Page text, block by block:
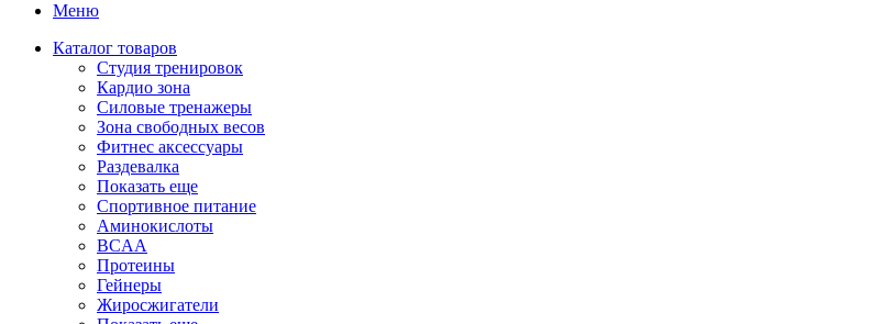
Меню
Каталог товаров
Студия тренировок
Кардио зона
Силовые тренажеры
Зона свободных весов
Фитнес аксессуары
Раздевалка
Показать еще
Спортивное питание
Аминокислоты
BCAA
Протеины
Гейнеры
Жиросжигатели